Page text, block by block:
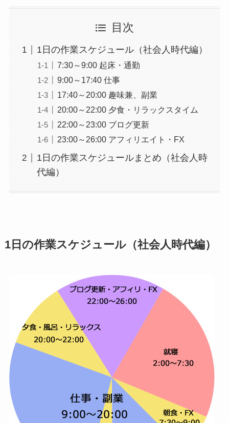
目次
1日の作業スケジュール（社会人時代編）
7:30～9:00 起床・通勤
9:00～17:40 仕事
17:40～20:00 趣味兼、副業
20:00～22:00 夕食・リラックスタイム
22:00～23:00 ブログ更新
23:00～26:00 アフィリエイト・FX
1日の作業スケジュールまとめ（社会人時
代編）
1日の作業スケジュール（社会人時代編）